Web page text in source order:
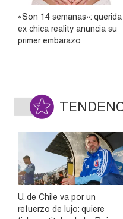
«Son 14 semanas»: querida
ex chica reality anuncia su
primer embarazo
U. de Chile va por un
refuerzo de lujo: quiere